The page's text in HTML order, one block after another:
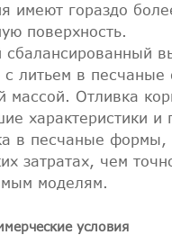
имеют гораздо
поверхность.
с литьем в
массой. Отливка
характеристики и
в песчаные формы,
затратах, чем
моделям.
условия